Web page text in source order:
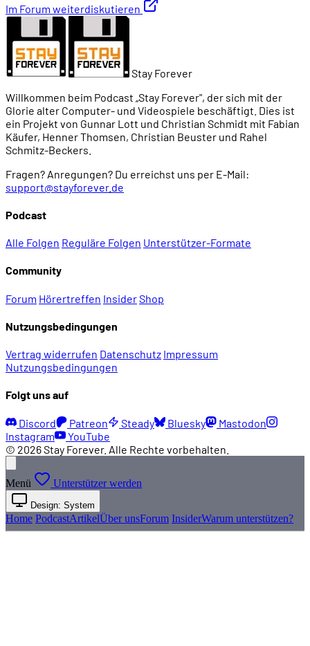
Im Forum weiterdiskutieren
Stay Forever
Willkommen beim Podcast „Stay Forever", der sich mit der
Glorie alter Computer- und Videospiele beschäftigt. Dies ist
ein Projekt von Gunnar Lott und Christian Schmidt mit Fabian
Käufer, Henner Thomsen, Christian Beuster und Rahel
Schmitz-Beckers.
Fragen? Anregungen? Du erreichst uns per E-Mail:
support@stayforever.de
Podcast
Alle Folgen Reguläre Folgen Unterstützer-Formate
Community
Forum Hörertreffen InsiderShop
Nutzungsbedingungen
Vertrag widerrufen Datenschutz Impressum
Nutzungsbedingungen
Folgt uns auf
Discord Patreon Steady Bluesky
Mastodon
Instagram
YouTube
© 2026 Stay Forever. Alle Rechte vorbehalten.
Menü Unterstützer werden
Design: System
Home PodcastArtikelÜber unsForum InsiderWarum unterstützen?